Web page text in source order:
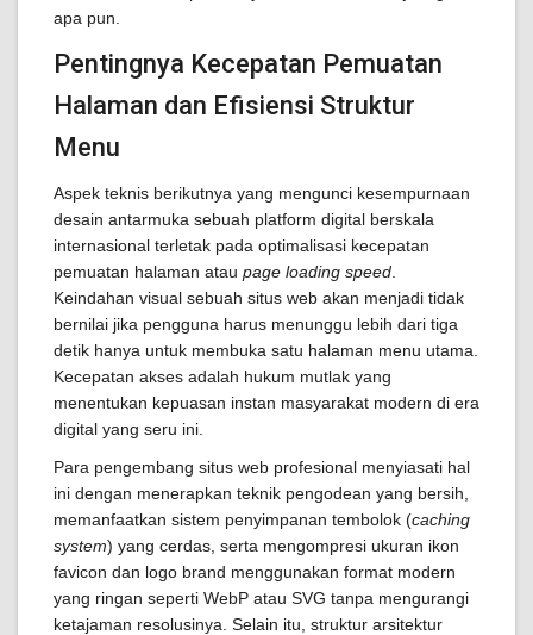
apa pun.
Pentingnya Kecepatan Pemuatan
Halaman dan Efisiensi Struktur
Menu
Aspek teknis berikutnya yang mengunci kesempurnaan
desain antarmuka sebuah platform digital berskala
internasional terletak pada optimalisasi kecepatan
pemuatan halaman atau page loading speed
Keindahan visual sebuah situs web akan menjadi tidak
bernilai jika pengguna harus menunggu lebih dari tiga
detik hanya untuk membuka satu halaman menu utama.
Kecepatan akses adalah hukum mutlak yang
menentukan kepuasan instan masyarakat modern di era
digital yang seru ini.
Para pengembang situs web profesional menyiasati hal
ini dengan menerapkan teknik pengodean yang bersih,
memanfaatkan sistem penyimpanan tembolok (caching
system) yang cerdas, serta mengompresi ukuran ikon
favicon dan logo brand menggunakan format modern
yang ringan seperti WebP atau SVG tanpa mengurangi
ketajaman resolusinya. Selain itu, struktur arsitektur